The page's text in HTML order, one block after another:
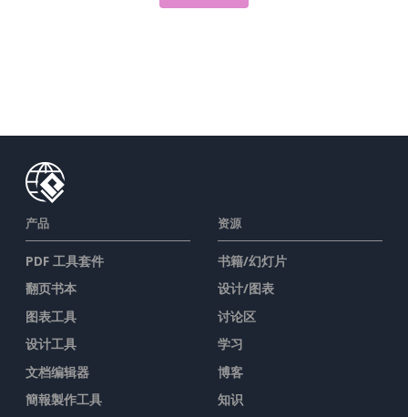
产品
PDF 工具套件
翻页书本
图表工具
设计工具
文档编辑器
簡報製作工具
资源
书籍/幻灯片
设计/图表
讨论区
学习
博客
知识